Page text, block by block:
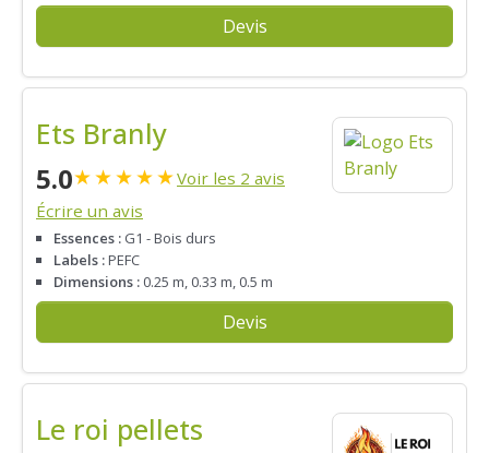
Devis
Ets Branly
5.0★★★★★Voir les 2 avis
Écrire un avis
Essences : G1 - Bois durs
Labels :PEFC
Dimensions : 0.25 m, 0.33 m, 0.5 m
Devis
Le roi pellets